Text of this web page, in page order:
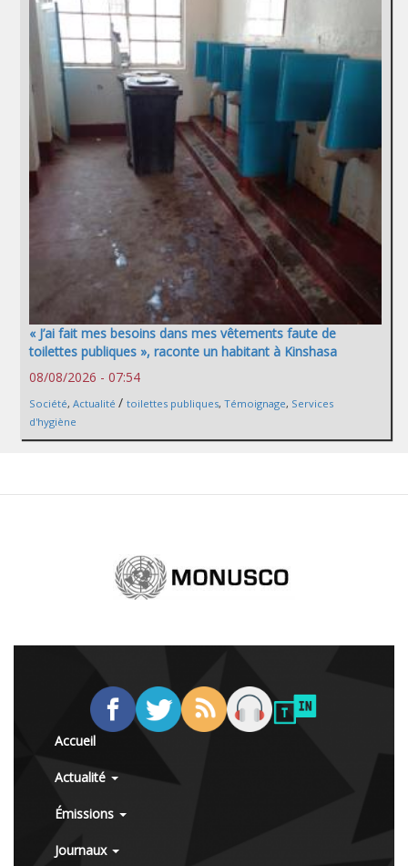
« J’ai fait mes besoins dans mes vêtements faute de
toilettes publiques », raconte un habitant à Kinshasa
08/08/2026 - 07:54
Société, Actualité / toilettes publiques, Témoignage, Services
d'hygiène
Accueil
Actualité
Émissions
Journaux